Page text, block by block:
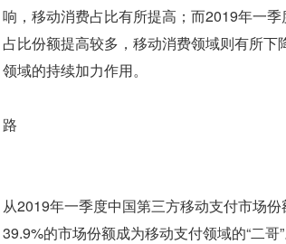
响，移动消费占比有所提高；而2019年一
占比份额提高较多，移动消费领域则有所
领域的持续加力作用。
路
从2019年一季度中国第三方移动支付市场
39.9%的市场份额成为移动支付领域的“二